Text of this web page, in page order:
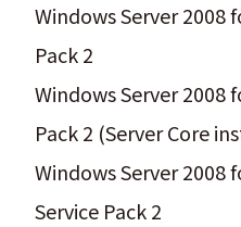
Windows Server 2008
Pack 2
Windows Server 2008
Pack 2 (Server Core
Windows Server 2008
Service Pack 2